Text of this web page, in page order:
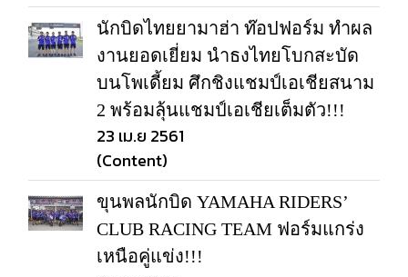
นักบิดไทยยามาฮ่า ท๊อปฟอร์ม ทำผล
งานยอดเยี่ยม นำธงไทยโบกสะบัด
บนโพเดี้ยม ศึกชิงแชมป์เอเชียสนาม
2 พร้อมลุ้นแชมป์เอเชียเต็มตัว!!!
23 เม.ย 2561
(Content)
ขุนพลนักบิด YAMAHA RIDERS’
CLUB RACING TEAM ฟอร์มแกร่ง
เหนือคู่แข่ง!!!